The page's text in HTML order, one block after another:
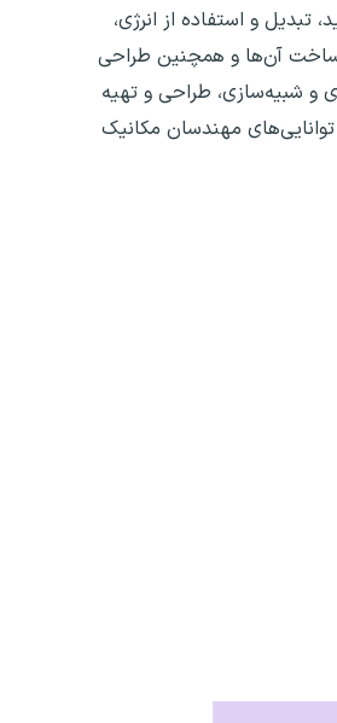
تبدیل و استفاده از انرژی،
ساخت آن‌ها و همچنین طراحی
و شبیه‌سازی‌، طراحی و تهیه
مهندسان مکانیک